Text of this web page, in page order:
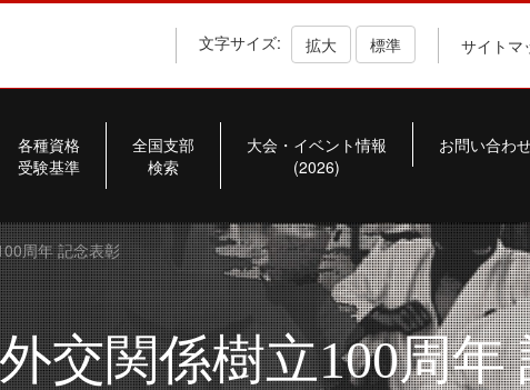
文字サイズ: 拡大 標準 サイトマ
各種資格
受験基準
全国支部
検索
大会・イベント情報
(2026)
お問い合わ
周年 記念表彰
交関係樹立100周年